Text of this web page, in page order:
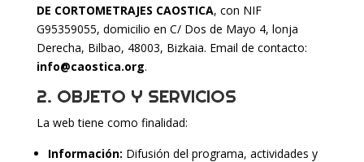
DE CORTOMETRAJES CAOSTICA, con NIF
G95359055, domicilio en C/ Dos de Mayo 4, lonja
Derecha, Bilbao, 48003, Bizkaia. Email de contacto:
info@caostica.org.
2. OBJETO Y SERVICIOS
La web tiene como finalidad:
Información: Difusión del programa, actividades y